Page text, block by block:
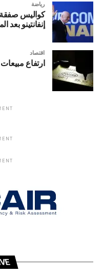
رياضة
كواليس
إنفانتينو بعد
اقتصاد
ارتفاع